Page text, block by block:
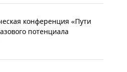
конференция «Пути
потенциала